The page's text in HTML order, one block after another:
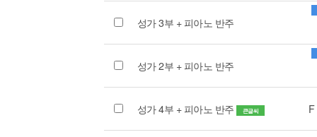
성가 3부 + 피아노 반주
성가 2부 + 피아노 반주
성가 4부 + 피아노 반주 큰글씨